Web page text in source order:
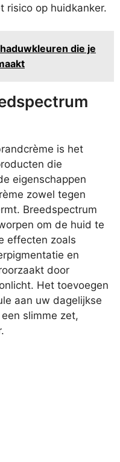
risico op huidkanker.
die je
is het
die
eigenschappen
zowel tegen
Breedspectrum
om de huid te
effecten zoals
en
door
Het toevoegen
aan uw dagelijkse
slimme zet,